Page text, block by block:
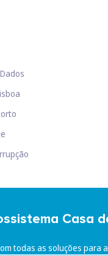
Casa
todas as soluções para